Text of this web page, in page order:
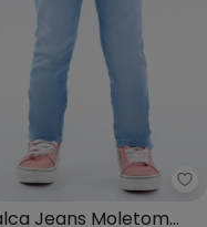
- Calça Wide Leg
Jeans Moletom